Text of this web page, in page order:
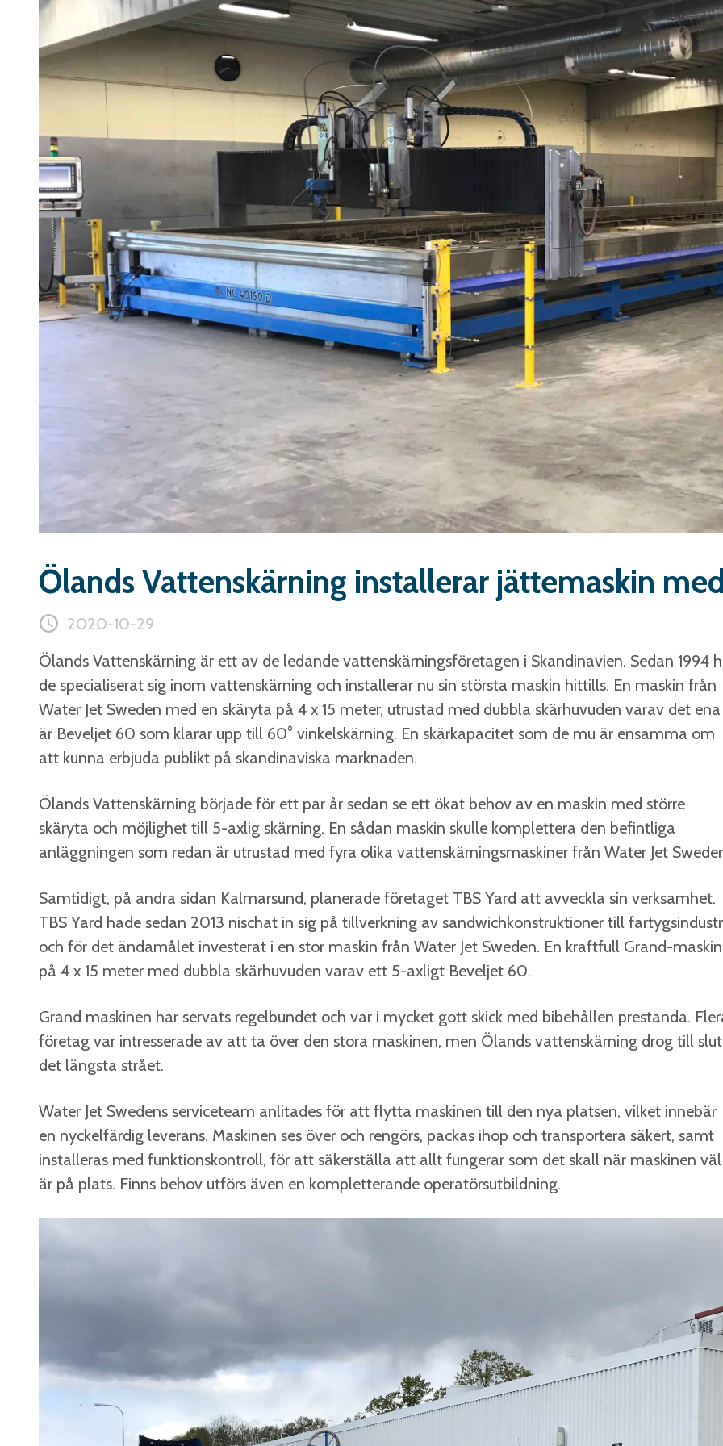
Ölands Vattenskärning installerar jättemaskin
2020-10-29
Ölands Vattenskärning är ett av de ledande vattenskärningsföretagen i Skandinavien. Sedan 1994
de specialiserat sig inom vattenskärning och installerar nu sin största maskin hittills. En maskin från
Water Jet Sweden med en skäryta på 4 x 15 meter, utrustad med dubbla skärhuvuden varav det ena
är Beveljet 60 som klarar upp till 60° vinkelskärning. En skärkapacitet som de mu är ensamma om
att kunna erbjuda publikt på skandinaviska marknaden.
Ölands Vattenskärning började för ett par år sedan se ett ökat behov av en maskin med större
skäryta och möjlighet till 5-axlig skärning. En sådan maskin skulle komplettera den befintliga
anläggningen som redan är utrustad med fyra olika vattenskärningsmaskiner från Water Jet
Samtidigt, på andra sidan Kalmarsund, planerade företaget TBS Yard att avveckla sin verksamhet.
TBS Yard hade sedan 2013 nischat in sig på tillverkning av sandwichkonstruktioner till
och för det ändamålet investerat i en stor maskin från Water Jet Sweden. En kraftfull Grand-maskin
på 4 x 15 meter med dubbla skärhuvuden varav ett 5-axligt Beveljet 60.
Grand maskinen har servats regelbundet och var i mycket gott skick med bibehållen prestanda.
företag var intresserade av att ta över den stora maskinen, men Ölands vattenskärning drog till slut
det längsta strået.
Water Jet Swedens serviceteam anlitades för att flytta maskinen till den nya platsen, vilket innebär
en nyckelfärdig leverans. Maskinen ses över och rengörs, packas ihop och transportera säkert, samt
installeras med funktionskontroll, för att säkerställa att allt fungerar som det skall när maskinen väl
är på plats. Finns behov utförs även en kompletterande operatörsutbildning.